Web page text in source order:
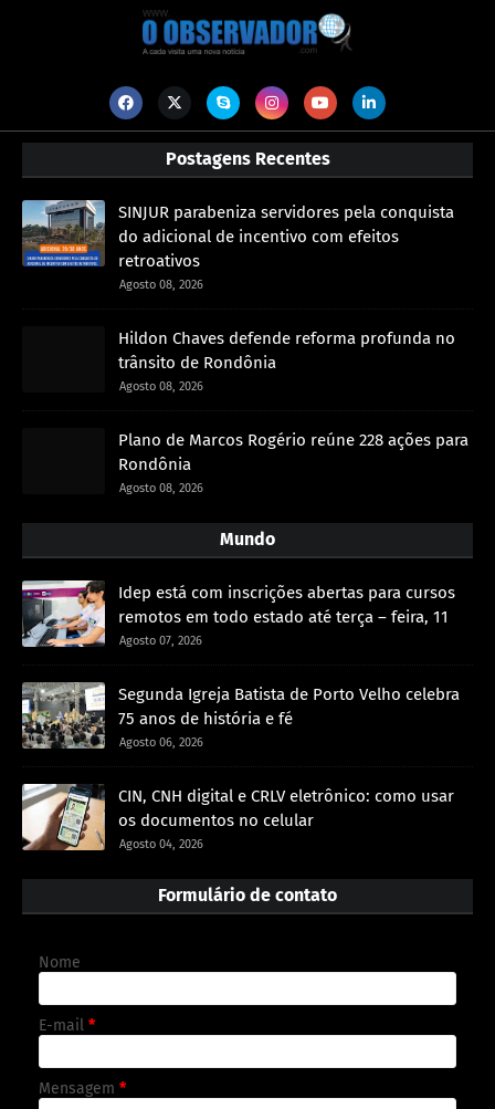
Postagens Recentes
SINJUR parabeniza servidores pela conquista
do adicional de incentivo com efeitos
retroativos
Agosto 08, 2026
Hildon Chaves defende reforma profunda no
trânsito de Rondônia
Agosto 08, 2026
Plano de Marcos Rogério reúne 228 ações para
Rondônia
Agosto 08, 2026
Mundo
Idep está com inscrições abertas para cursos
remotos em todo estado até terça – feira, 11
Agosto 07, 2026
Segunda Igreja Batista de Porto Velho celebra
75 anos de história e fé
Agosto 06, 2026
CIN, CNH digital e CRLV eletrônico: como usar
os documentos no celular
Agosto 04, 2026
Formulário de contato
Nome
E-mail *
Mensagem *